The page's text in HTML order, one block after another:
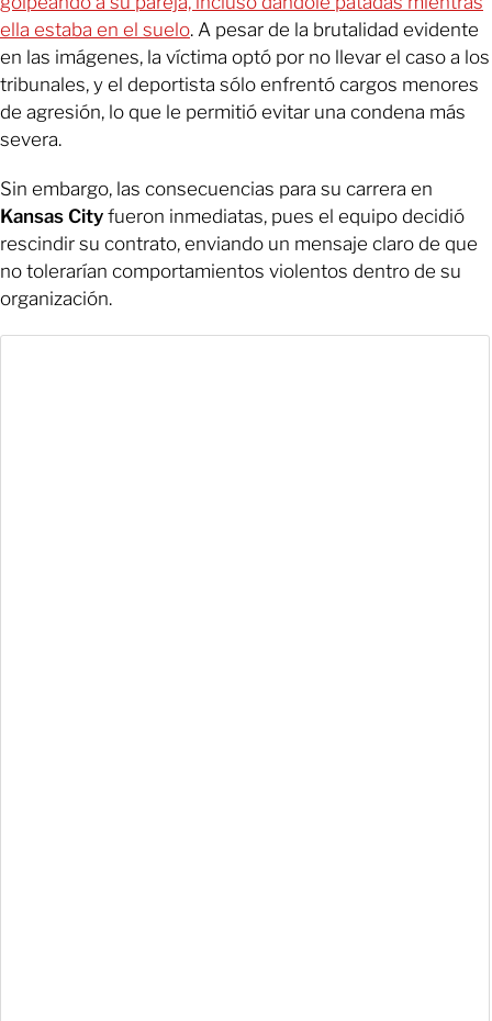
ella estaba en el suelo. A pesar de la brutalidad evidente
en las imágenes, la víctima optó por no llevar el caso a los
tribunales, y el deportista sólo enfrentó cargos menores
de agresión, lo que le permitió evitar una condena más
severa.
Sin embargo, las consecuencias para su carrera en
Kansas City fueron inmediatas, pues el equipo decidió
rescindir su contrato, enviando un mensaje claro de que
no tolerarían comportamientos violentos dentro de su
organización.